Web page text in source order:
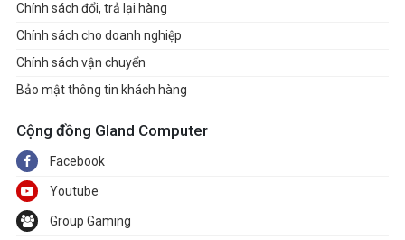
Chính sách đổi, trả lại hàng
Chính sách cho doanh nghiệp
Chính sách vận chuyển
Bảo mật thông tin khách hàng
Cộng đồng Gland Computer
Facebook
Youtube
Group Gaming